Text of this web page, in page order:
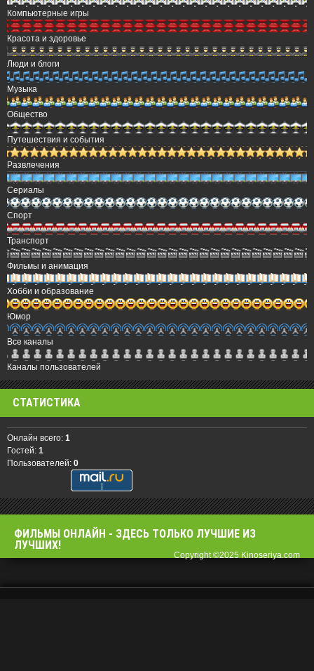
Компьютерные игры
Красота и здоровье
Люди и блоги
Музыка
Общество
Путешествия и события
Развлечения
Сериалы
Спорт
Транспорт
Фильмы и анимация
Хобби и образование
Юмор
Все каналы
Каналы пользователей
СТАТИСТИКА
Онлайн всего: 1
Гостей: 1
Пользователей: 0
ФИЛЬМЫ OНЛАЙН - ЗДЕСЬ ТОЛЬКО ЛУЧШИЕ ИЗ
ЛУЧШИХ!
Copyright ©2025 Kinoseriya.com